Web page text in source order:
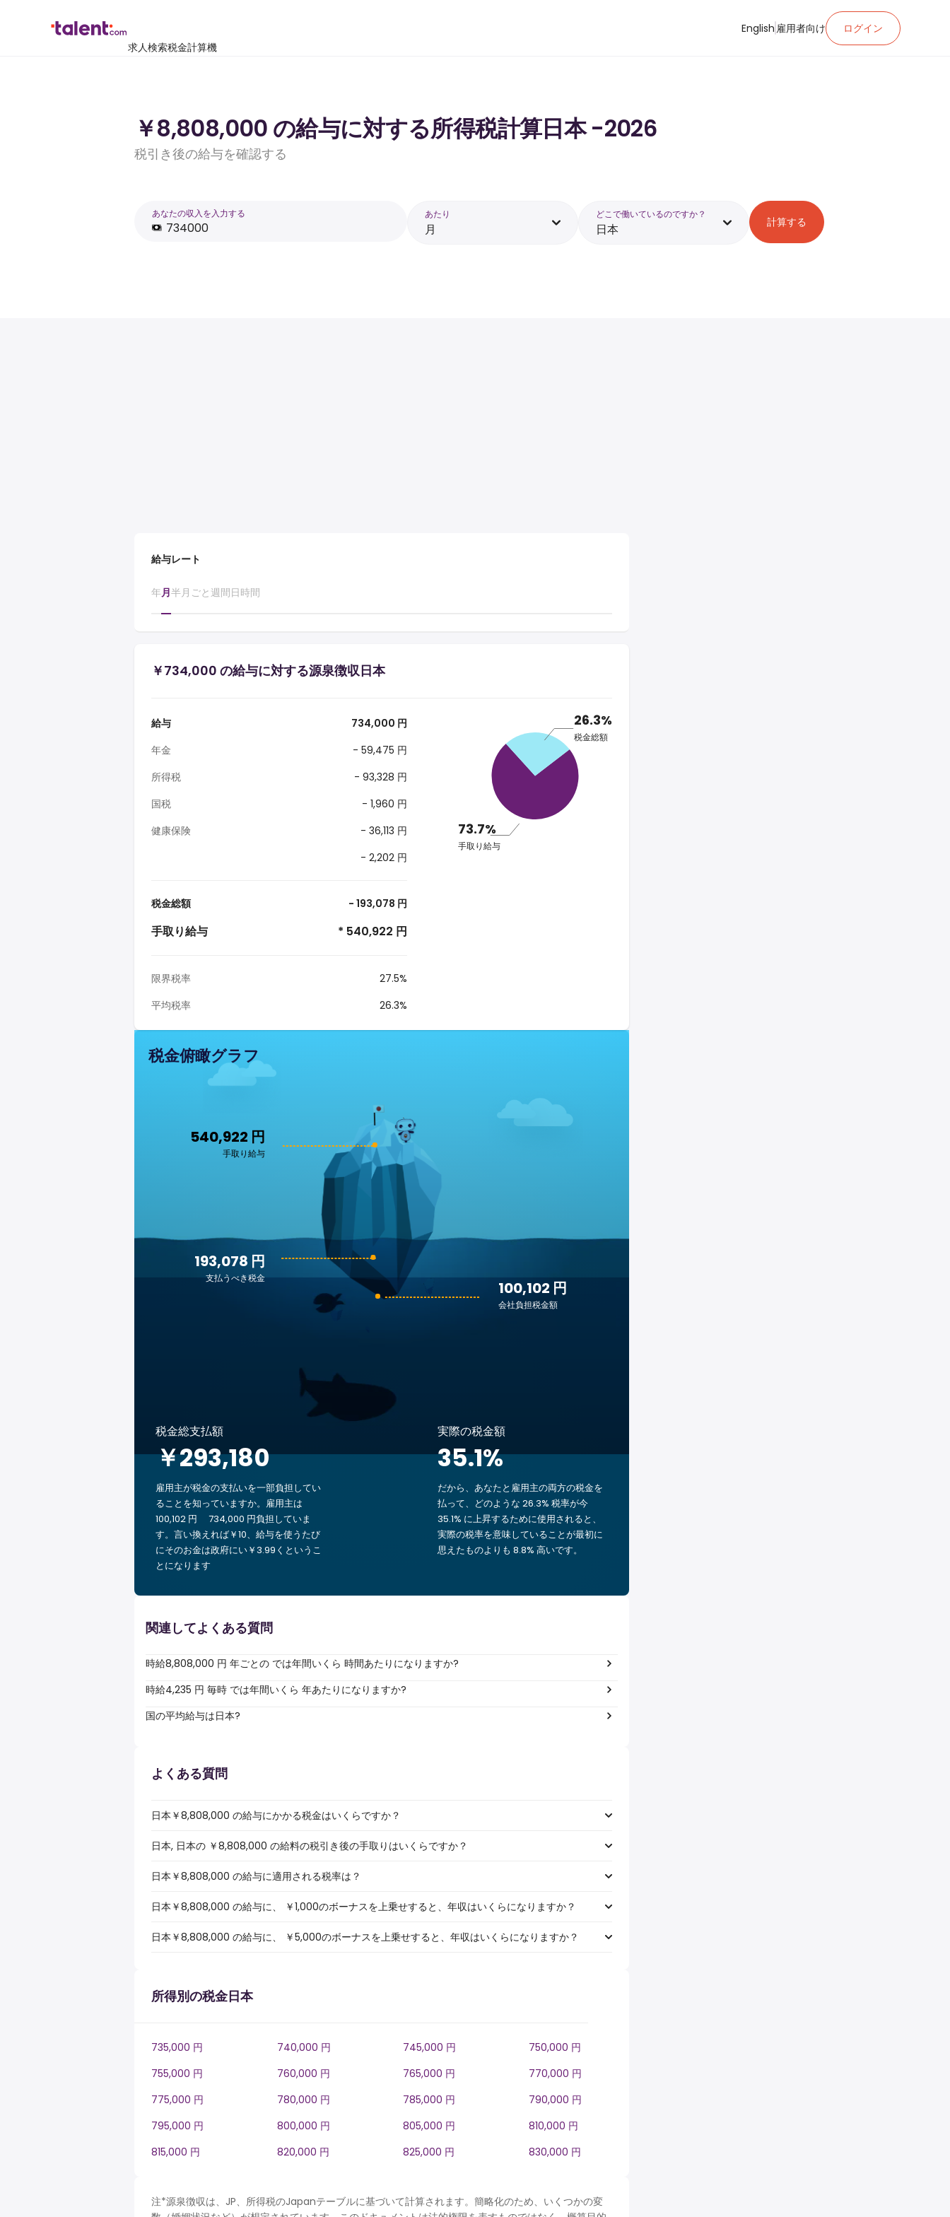
求人検索税金計算機
English 雇用者向け ログイン
￥8,808,000 の給与に対する所得税計算日本 -2026
税引き後の給与を確認する
あなたの収入を入力する あたり
月
どこで働いているのですか？
日本 計算する
給与レート
年月半月ごと週間日時間
￥734,000 の給与に対する源泉徴収日本
給与
734,000 円
年金
- 59,475 円
所得税
- 93,328 円
国税
- 1,960 円
健康保険
- 36,113 円
- 2,202 円
税金総額 - 193,078 円
手取り給与 * 540,922 円
限界税率
27.5%
平均税率
26.3%
26.3%
税金総額
73.7%
手取り給与
税金俯瞰グラフ
540,922 円
手取り給与
100,102 円
会社負担税金額
193,078 円
支払うべき税金
税金総支払額
￥293,180
雇用主が税金の支払いを一部負担してい
ることを知っていますか。雇用主は
100,102 円 734,000 円負担していま
す。言い換えれば￥10、給与を使うたび
にそのお金は政府にい￥3.99くというこ
とになります
実際の税金額
35.1%
だから、あなたと雇用主の両方の税金を
払って、どのような 26.3% 税率が今
35.1% に上昇するために使用されると、
実際の税率を意味していることが最初に
思えたものよりも 8.8% 高いです。
関連してよくある質問
時給8,808,000 円 年ごとの では年間いくら 時間あたりになりますか?
時給4,235 円 毎時 では年間いくら 年あたりになりますか?
国の平均給与は日本?
よくある質問
日本￥8,808,000 の給与にかかる税金はいくらですか？
日本, 日本の ￥8,808,000 の給料の税引き後の手取りはいくらですか？
日本￥8,808,000 の給与に適用される税率は？
日本￥8,808,000 の給与に、 ￥1,000のボーナスを上乗せすると、年収はいくらになりますか？
日本￥8,808,000 の給与に、 ￥5,000のボーナスを上乗せすると、年収はいくらになりますか？
所得別の税金日本
735,000 円 740,000 円 745,000 円
750,000 円
755,000 円
760,000 円 765,000 円
770,000 円
775,000 円
780,000 円 785,000 円
790,000 円
795,000 円
800,000 円 805,000 円
810,000 円
815,000 円
820,000 円 825,000 円 830,000 円
注*源泉徴収は、JP、所得税のJapanテーブルに基づいて計算されます。簡略化のため、いくつかの変